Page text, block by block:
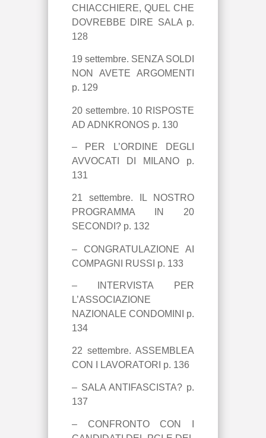
CHIACCHIERE, QUEL CHE
DOVREBBE DIRE SALA p.
128
19 settembre. SENZA SOLDI
NON AVETE ARGOMENTI
p. 129
20 settembre. 10 RISPOSTE
AD ADNKRONOS p. 130
– PER L’ORDINE DEGLI
AVVOCATI DI MILANO p.
131
21 settembre. IL NOSTRO
PROGRAMMA IN 20
SECONDI? p. 132
– CONGRATULAZIONE AI
COMPAGNI RUSSI p. 133
– INTERVISTA PER
L’ASSOCIAZIONE
NAZIONALE CONDOMINI p.
134
22 settembre. ASSEMBLEA
CON I LAVORATORI p. 136
– SALA ANTIFASCISTA? p.
137
– CONFRONTO CON I